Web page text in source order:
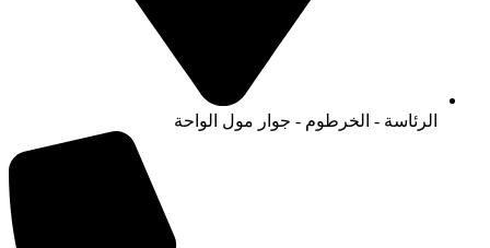
الرئاسة - الخرطوم - جوار مول الواحة